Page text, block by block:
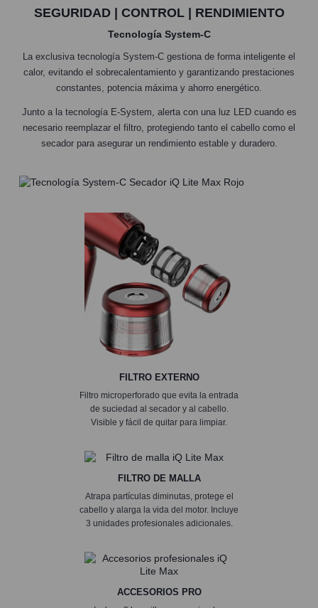
SEGURIDAD | CONTROL | RENDIMIENTO
Tecnología System-C
La exclusiva tecnología System-C gestiona de forma inteligente el
calor, evitando el sobrecalentamiento y garantizando prestaciones
constantes, potencia máxima y ahorro energético.
Junto a la tecnología E-System, alerta con una luz LED cuando es
necesario reemplazar el filtro, protegiendo tanto el cabello como el
secador para asegurar un rendimiento estable y duradero.
FILTRO EXTERNO
Filtro microperforado que evita la entrada
de suciedad al secador y al cabello.
Visible y fácil de quitar para limpiar.
FILTRO DE MALLA
Atrapa partículas diminutas, protege el
cabello y alarga la vida del motor. Incluye
3 unidades profesionales adicionales.
ACCESORIOS PRO